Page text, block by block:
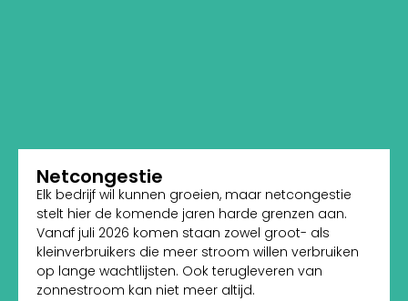
Netcongestie
Elk bedrijf wil kunnen groeien, maar netcongestie
stelt hier de komende jaren harde grenzen aan.
Vanaf juli 2026 komen staan zowel groot- als
kleinverbruikers die meer stroom willen verbruiken
op lange wachtlijsten. Ook terugleveren van
zonnestroom kan niet meer altijd.